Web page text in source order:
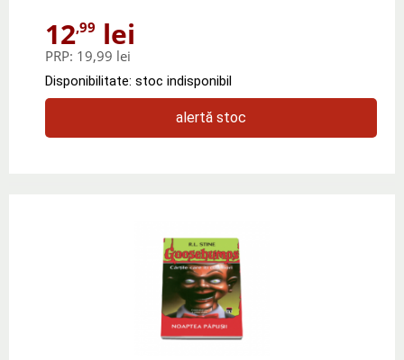
12,99 lei
PRP: 19,99 lei
Disponibilitate: stoc indisponibil
alertă stoc